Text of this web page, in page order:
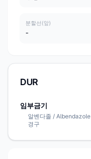
분할선(앞)
-
DUR
임부금기
알벤다졸 / Albendazole
경구